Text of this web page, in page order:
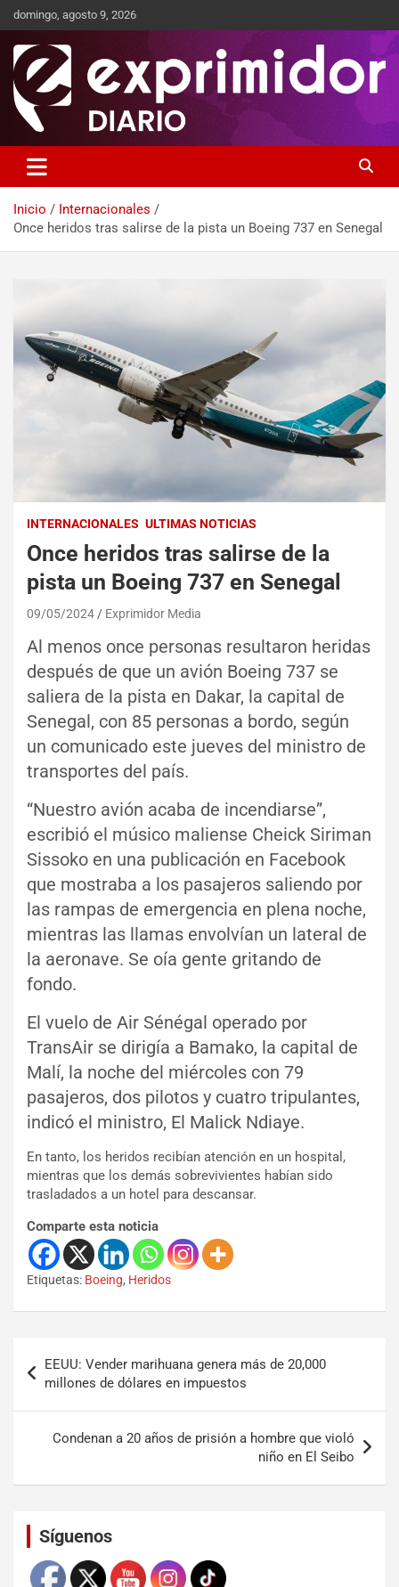
domingo, agosto 9, 2026
Exprimidor media
Inicio
Internacionales
Once heridos tras salirse de la pista un Boeing 737 en Senegal
INTERNACIONALES ULTIMAS NOTICIAS
Once heridos tras salirse de la
pista un Boeing 737 en Senegal
09/05/2024 Exprimidor Media
Al menos once personas resultaron heridas
después de que un avión Boeing 737 se
saliera de la pista en Dakar, la capital de
Senegal, con 85 personas a bordo, según
un comunicado este jueves del ministro de
transportes del país.
“Nuestro avión acaba de incendiarse”,
escribió el músico maliense Cheick Siriman
Sissoko en una publicación en Facebook
que mostraba a los pasajeros saliendo por
las rampas de emergencia en plena noche,
mientras las llamas envolvían un lateral de
la aeronave. Se oía gente gritando de
fondo.
El vuelo de Air Sénégal operado por
TransAir se dirigía a Bamako, la capital de
Malí, la noche del miércoles con 79
pasajeros, dos pilotos y cuatro tripulantes,
indicó el ministro, El Malick Ndiaye.
En tanto, los heridos recibían atención en un hospital,
mientras que los demás sobrevivientes habían sido
trasladados a un hotel para descansar.
Comparte esta noticia
Etiquetas: Boeing, Heridos
EEUU: Vender marihuana genera más de 20,000
millones de dólares en impuestos
Condenan a 20 años de prisión a hombre que violó
niño en El Seibo
Síguenos